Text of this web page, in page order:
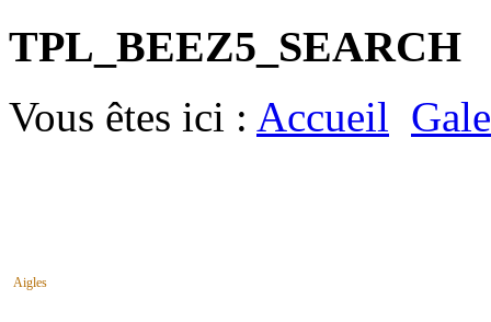
TPL_BEEZ5_SEARCH
Vous êtes ici : Accueil
Aigles